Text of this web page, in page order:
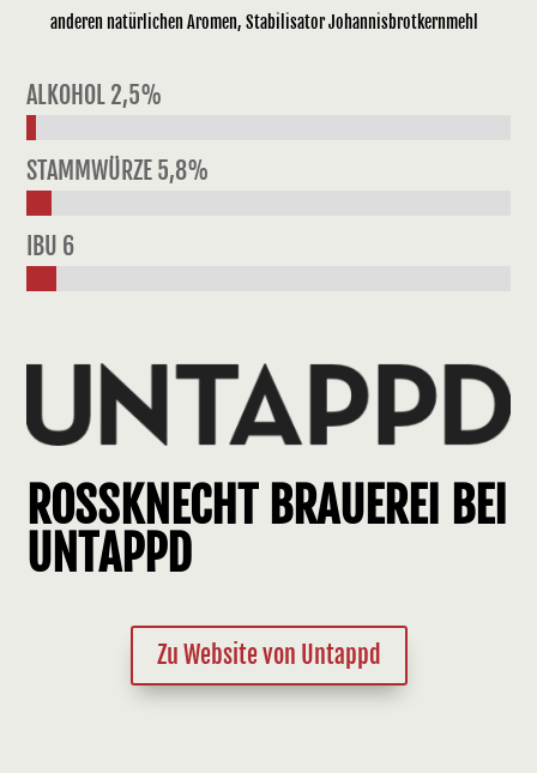
anderen natürlichen Aromen, Stabilisator Johannisbrotkernmehl
ALKOHOL 2,5%
STAMMWÜRZE 5,8%
IBU 6
ROSSKNECHT BRAUEREI BEI
UNTAPPD
Zu Website von Untappd